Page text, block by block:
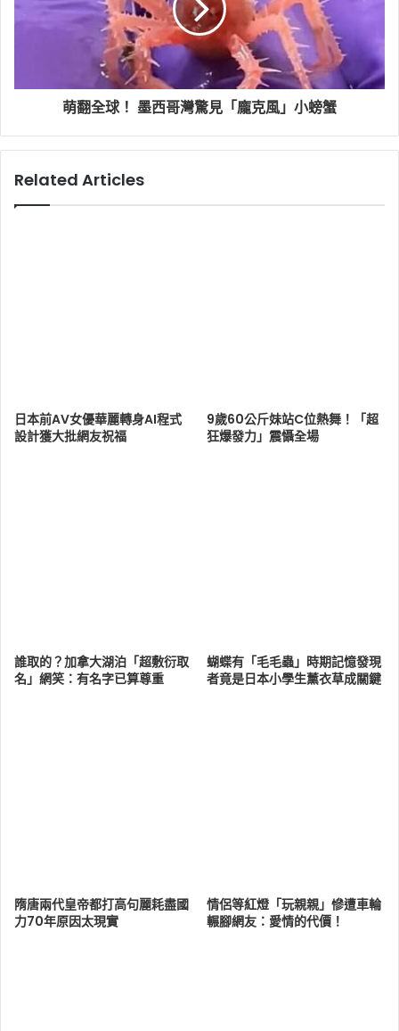
萌翻全球！ 墨西哥灣驚見「龐克風」小螃蟹
Related Articles
日本前AV女優華麗轉身AI程式
設計獲大批網友祝福
9歲60公斤妹站C位熱舞！「超
狂爆發力」震懾全場
誰取的？加拿大湖泊「超敷衍取
名」網笑：有名字已算尊重
蝴蝶有「毛毛蟲」時期記憶發現
者竟是日本小學生薰衣草成關鍵
隋唐兩代皇帝都打高句麗耗盡國
力70年原因太現實
情侶等紅燈「玩親親」慘遭車輪
輾腳網友：愛情的代價！